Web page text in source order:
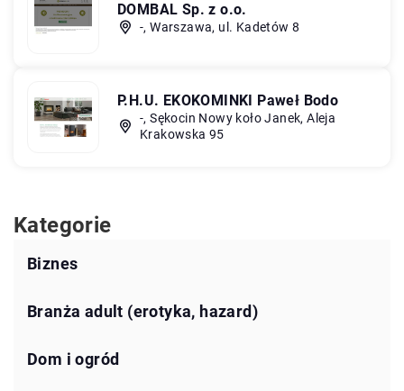
DOMBAL Sp. z o.o.
-, Warszawa, ul. Kadetów 8
P.H.U. EKOKOMINKI Paweł Bodo
-, Sękocin Nowy koło Janek, Aleja
Krakowska 95
Kategorie
Biznes
Branża adult (erotyka, hazard)
Dom i ogród